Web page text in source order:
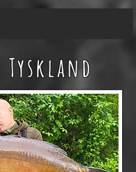
Tyskland